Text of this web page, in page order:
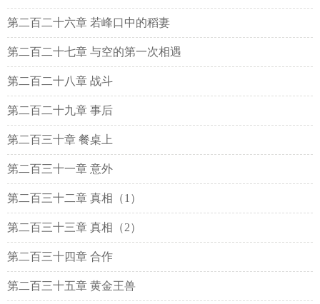
第二百二十六章 若峰口中的稻妻
第二百二十七章 与空的第一次相遇
第二百二十八章 战斗
第二百二十九章 事后
第二百三十章 餐桌上
第二百三十一章 意外
第二百三十二章 真相（1）
第二百三十三章 真相（2）
第二百三十四章 合作
第二百三十五章 黄金王兽